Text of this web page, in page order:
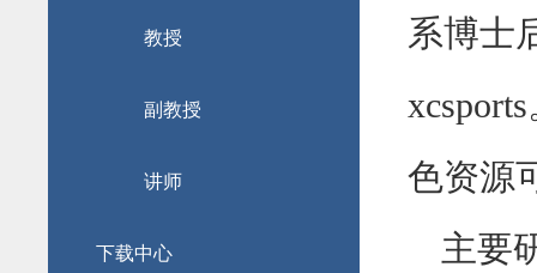
教授
副教授
讲师
下载中心
系博士
色资源
主要